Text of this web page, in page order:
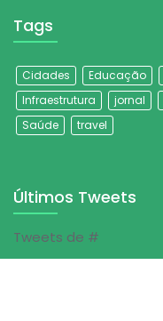
Tags
Cidades Educação
Infraestrutura
jornal
Saúde
travel
Últimos Tweets
Tweets de #